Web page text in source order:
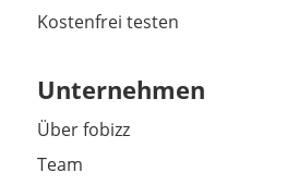
Kostenfrei testen
Unternehmen
Über fobizz
Team